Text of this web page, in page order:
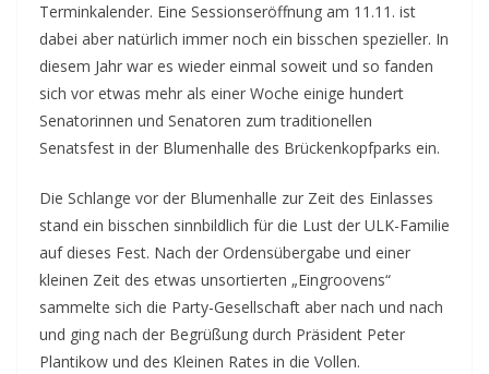
Terminkalender. Eine Sessionseröffnung am 11.11. ist
dabei aber natürlich immer noch ein bisschen spezieller. In
diesem Jahr war es wieder einmal soweit und so fanden
sich vor etwas mehr als einer Woche einige hundert
Senatorinnen und Senatoren zum traditionellen
Senatsfest in der Blumenhalle des Brückenkopfparks ein.
Die Schlange vor der Blumenhalle zur Zeit des Einlasses
stand ein bisschen sinnbildlich für die Lust der ULK-Familie
auf dieses Fest. Nach der Ordensübergabe und einer
kleinen Zeit des etwas unsortierten „Eingroovens“
sammelte sich die Party-Gesellschaft aber nach und nach
und ging nach der Begrüßung durch Präsident Peter
Plantikow und des Kleinen Rates in die Vollen.